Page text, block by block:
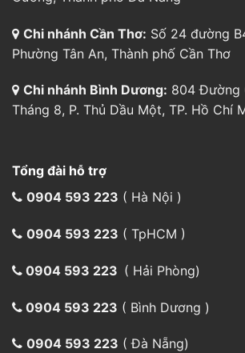
Chi nhánh Cần Thơ: Số 24 đường
Phường Tân An, Thành phố Cần Thơ
Chi nhánh Bình Dương: 804 Đường
Tháng 8, P. Thủ Dầu Một, TP. Hồ Chí
Tổng đài hỗ trợ
0904 593 223 ( Hà Nội )
0904 593 223 ( TpHCM )
0904 593 223 ( Hải Phòng)
0904 593 223 ( Bình Dương )
0904 593 223 ( Đà Nẵng)